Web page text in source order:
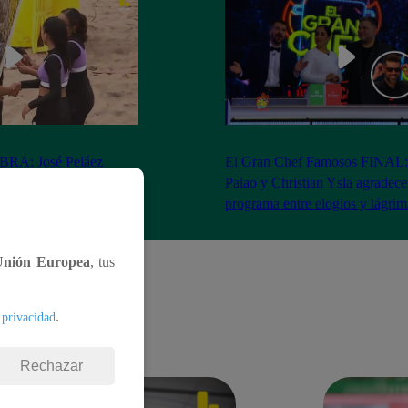
José Peláez
El Gran Chef Famosos
Palao y Christian Ysla
programa entre elogios y
Europea, tus
.
Rechazar